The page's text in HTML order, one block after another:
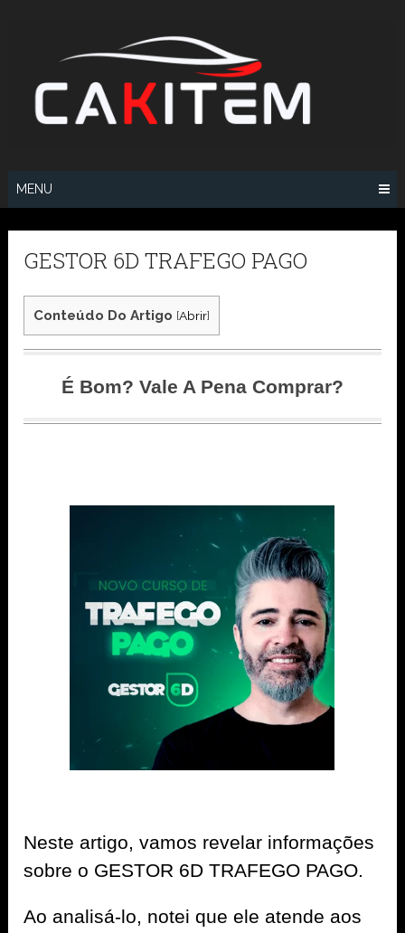
MENU
GESTOR 6D TRAFEGO PAGO
Conteúdo Do Artigo [Abrir]
É Bom? Vale A Pena Comprar?
Neste artigo, vamos revelar informações
sobre o GESTOR 6D TRAFEGO PAGO.
Ao analisá-lo, notei que ele atende aos